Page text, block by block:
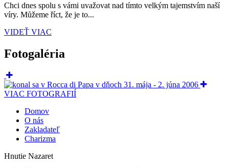
Chci dnes spolu s vámi uvažovat nad tímto velkým tajemstvím naší
víry. Můžeme říct, že je to...
VIDEŤ VIAC
Fotogaléria
VIAC FOTOGRAFIÍ
Domov
O nás
Zakladateľ
Charizma
Hnutie Nazaret